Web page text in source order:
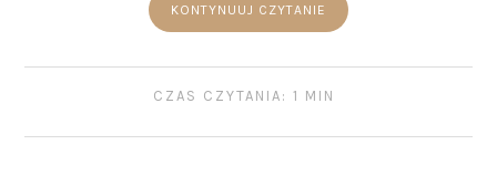
KONTYNUUJ CZYTANIE
CZAS CZYTANIA: 1 MIN